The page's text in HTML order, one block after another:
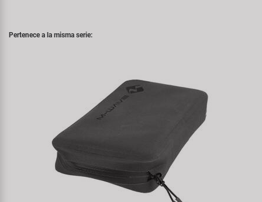
Pertenece a la misma serie: